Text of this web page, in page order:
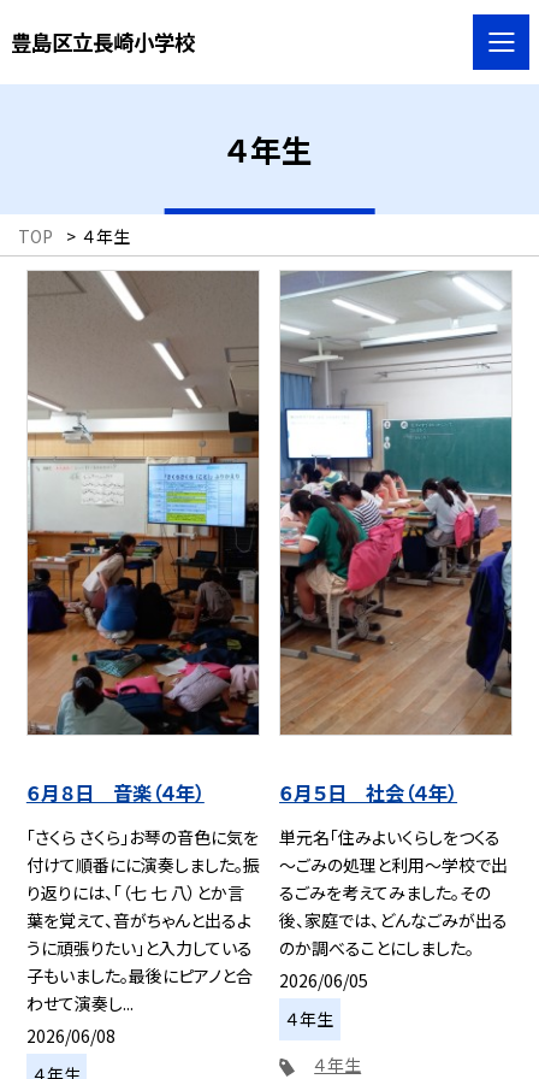
豊島区立長崎小学校
４年生
TOP > ４年生
６月８日 音楽（４年）
「さくら さくら」お琴の音色に気を
付けて順番にに演奏しました。振
り返りには、「（七 七 八）とか言
葉を覚えて、音がちゃんと出るよ
うに頑張りたい」と入力している
子もいました。最後にピアノと合
わせて演奏し...
2026/06/08
４年生
６月５日 社会（４年）
単元名「住みよいくらしをつくる
～ごみの処理と利用～学校で出
るごみを考えてみました。その
後、家庭では、どんなごみが出る
のか調べることにしました。
2026/06/05
４年生
４年生